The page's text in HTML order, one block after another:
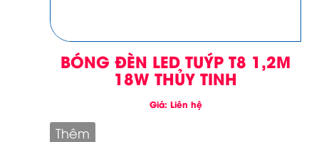
BÓNG ĐÈN LED TUÝP T8 1,2M
18W THỦY TINH
Giá: Liên hệ
Thêm